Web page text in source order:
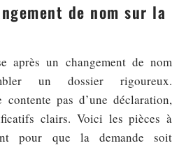
de nom sur la
après un changement de nom
un dossier rigoureux.
contente pas d’une déclaration,
clairs. Voici les pièces à
pour que la demande soit